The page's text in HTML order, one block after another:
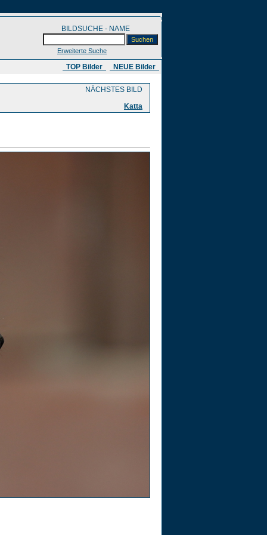
BILDSUCHE - NAME
Erweiterte Suche
​ TOP Bilder NEUE Bilder
NÄCHSTES BILD
Katta